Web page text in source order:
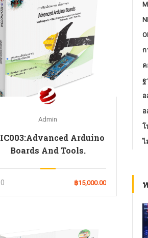
Admin
Arduino
Boards And Tools.
0 ฿15,000.00
ก
ฐ
อ
โ
ไ